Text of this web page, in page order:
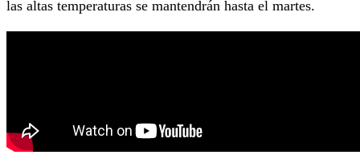
las altas temperaturas se mantendrán hasta el martes.